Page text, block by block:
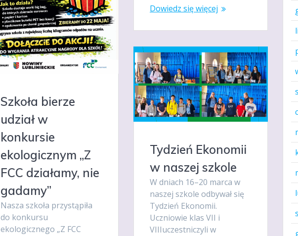
Dowiedz się więcej
Szkoła bierze
udział w
konkursie
ekologicznym „Z
FCC działamy, nie
gadamy”
Nasza szkoła przystąpiła
do konkursu
ekologicznego „Z FCC
Tydzień Ekonomii
w naszej szkole
W dniach 16–20 marca w
naszej szkole odbywał się
Tydzień Ekonomii.
Uczniowie klas VII i
VIIIuczestniczyli w